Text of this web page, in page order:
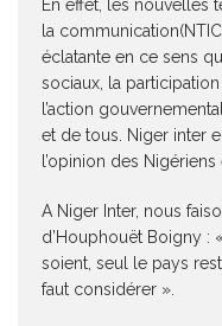
En effet, les nouvelles
la
éclatante en ce sens
sociaux, la
l’action
et de tous. Niger inter
l’opinion des
A Niger Inter, nous
d’Houphouët Boigny :
soient, seul le pays
faut considérer ».